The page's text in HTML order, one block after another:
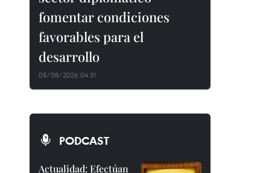
fomentar condiciones
favorables para el
desarrollo
05/08/2026 04:31
PODCAST
Actualidad: Efectúan